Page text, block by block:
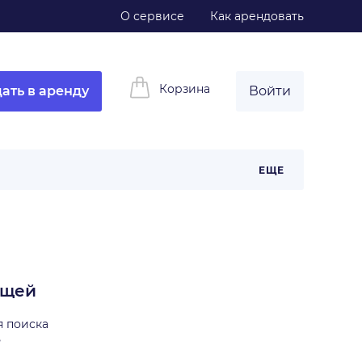
О сервисе Как арендовать
в аренду Корзина Войти
ЕЩЕ
поиска